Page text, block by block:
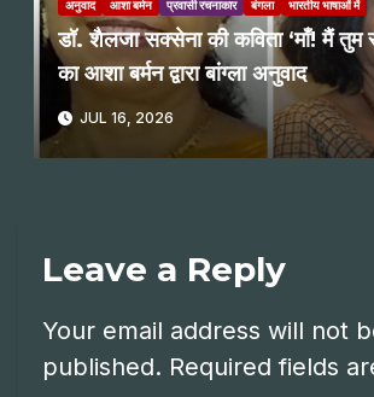
अनुवाद आशा बर्मन प्रवासी रचनाकार बंगला भारतीय भाषाओं में
डॉ. शैलजा सक्सेना की कविता ‘माँ! मैं तुम
का आशा बर्मन द्वारा बांग्ला अनुवाद
JUL 16, 2026
Leave a Reply
Your email address will not
published. Required fields